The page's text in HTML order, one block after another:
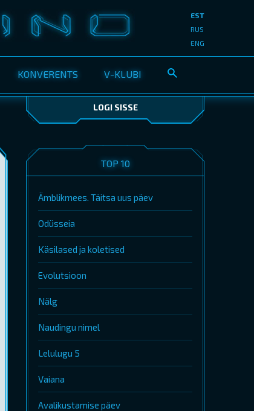
KONVERENTS V-KLUBI
EST
RUS
ENG
LOGI SISSE
TOP 10
Ämblikmees. Täitsa uus päev
Odüsseia
Käsilased ja koletised
Evolutsioon
Nälg
Naudingu nimel
Lelulugu 5
Vaiana
Avalikustamise päev